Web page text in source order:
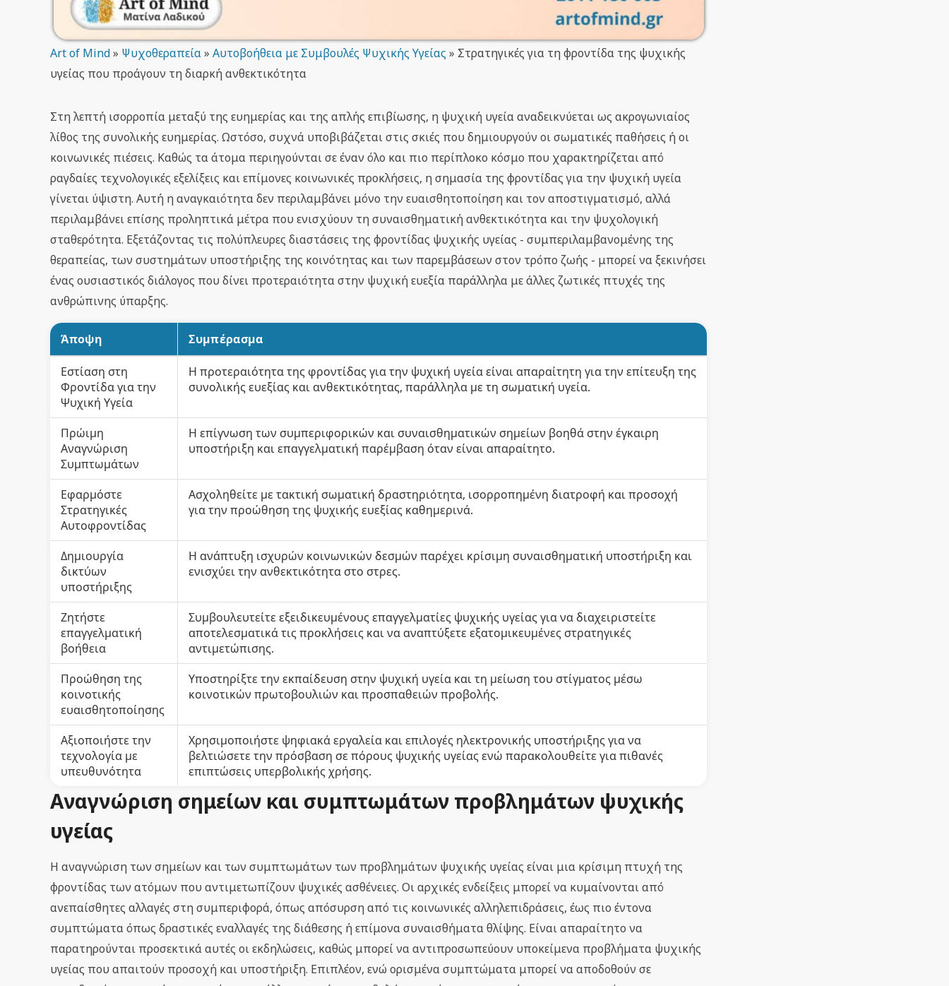
Art of Mind» Ψυχοθεραπεία»Αυτοβοήθεια με Συμβουλές Ψυχικής Υγείας » Στρατηγικές για τη φροντίδα της ψυχικής
υγείας που προάγουν τη διαρκή ανθεκτικότητα
Στη λεπτή ισορροπία μεταξύ της ευημερίας και της απλής επιβίωσης, η ψυχική υγεία αναδεικνύεται ως ακρογωνιαίος
λίθος της συνολικής ευημερίας. Ωστόσο, συχνά υποβιβάζεται στις σκιές που δημιουργούν οι σωματικές παθήσεις ή οι
κοινωνικές πιέσεις. Καθώς τα άτομα περιηγούνται σε έναν όλο και πιο περίπλοκο κόσμο που χαρακτηρίζεται από
ραγδαίες τεχνολογικές εξελίξεις και επίμονες κοινωνικές προκλήσεις, η σημασία της φροντίδας για την ψυχική υγεία
γίνεται ύψιστη. Αυτή η αναγκαιότητα δεν περιλαμβάνει μόνο την ευαισθητοποίηση και τον αποστιγματισμό, αλλά
περιλαμβάνει επίσης προληπτικά μέτρα που ενισχύουν τη συναισθηματική ανθεκτικότητα και την ψυχολογική
σταθερότητα. Εξετάζοντας τις πολύπλευρες διαστάσεις της φροντίδας ψυχικής υγείας - συμπεριλαμβανομένης της
θεραπείας, των συστημάτων υποστήριξης της κοινότητας και των παρεμβάσεων στον τρόπο ζωής - μπορεί να ξεκινήσει
ένας ουσιαστικός διάλογος που δίνει προτεραιότητα στην ψυχική ευεξία παράλληλα με άλλες ζωτικές πτυχές της
ανθρώπινης ύπαρξης.
Άποψη Συμπέρασμα
Εστίαση στη
Φροντίδα για την
Ψυχική Υγεία
Η προτεραιότητα της φροντίδας για την ψυχική υγεία είναι απαραίτητη για την επίτευξη της
συνολικής ευεξίας και ανθεκτικότητας, παράλληλα με τη σωματική υγεία.
Πρώιμη
Αναγνώριση
Συμπτωμάτων
Η επίγνωση των συμπεριφορικών και συναισθηματικών σημείων βοηθά στην έγκαιρη
υποστήριξη και επαγγελματική παρέμβαση όταν είναι απαραίτητο.
Εφαρμόστε
Στρατηγικές
Αυτοφροντίδας
Ασχοληθείτε με τακτική σωματική δραστηριότητα, ισορροπημένη διατροφή και προσοχή
για την προώθηση της ψυχικής ευεξίας καθημερινά.
Δημιουργία
δικτύων
υποστήριξης
Η ανάπτυξη ισχυρών κοινωνικών δεσμών παρέχει κρίσιμη συναισθηματική υποστήριξη και
ενισχύει την ανθεκτικότητα στο στρες.
Ζητήστε
επαγγελματική
βοήθεια
Συμβουλευτείτε εξειδικευμένους επαγγελματίες ψυχικής υγείας για να διαχειριστείτε
αποτελεσματικά τις προκλήσεις και να αναπτύξετε εξατομικευμένες στρατηγικές
αντιμετώπισης.
Προώθηση της
κοινοτικής
ευαισθητοποίησης
Υποστηρίξτε την εκπαίδευση στην ψυχική υγεία και τη μείωση του στίγματος μέσω
κοινοτικών πρωτοβουλιών και προσπαθειών προβολής.
Αξιοποιήστε την
τεχνολογία με
υπευθυνότητα
Χρησιμοποιήστε ψηφιακά εργαλεία και επιλογές ηλεκτρονικής υποστήριξης για να
βελτιώσετε την πρόσβαση σε πόρους ψυχικής υγείας ενώ παρακολουθείτε για πιθανές
επιπτώσεις υπερβολικής χρήσης.
Αναγνώριση σημείων και συμπτωμάτων προβλημάτων ψυχικής
υγείας
Η αναγνώριση των σημείων και των συμπτωμάτων των προβλημάτων ψυχικής υγείας είναι μια κρίσιμη πτυχή της
φροντίδας των ατόμων που αντιμετωπίζουν ψυχικές ασθένειες. Οι αρχικές ενδείξεις μπορεί να κυμαίνονται από
ανεπαίσθητες αλλαγές στη συμπεριφορά, όπως απόσυρση από τις κοινωνικές αλληλεπιδράσεις, έως πιο έντονα
συμπτώματα όπως δραστικές εναλλαγές της διάθεσης ή επίμονα συναισθήματα θλίψης. Είναι απαραίτητο να
παρατηρούνται προσεκτικά αυτές οι εκδηλώσεις, καθώς μπορεί να αντιπροσωπεύουν υποκείμενα προβλήματα ψυχικής
υγείας που απαιτούν προσοχή και υποστήριξη. Επιπλέον, ενώ ορισμένα συμπτώματα μπορεί να αποδοθούν σε